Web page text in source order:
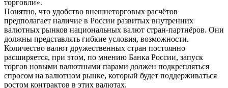
торговли».
Понятно, что удобство внешнеторговых расчётов
предполагает наличие в России развитых внутренних
валютных рынков национальных валют стран-партнёров. Они
должны представлять гибкие условия, возможности.
Количество валют дружественных стран постоянно
расширяется, при этом, по мнению Банка России, запуск
торгов новыми валютными парами должен подкрепляться
спросом на валютном рынке, который будет поддерживаться
ростом контрактов в этих валютах.